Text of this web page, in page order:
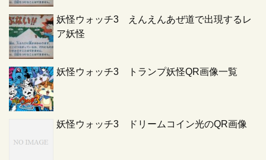
妖怪ウォッチ3 えんえんあぜ道で出現するレ
ア妖怪
妖怪ウォッチ3 トランプ妖怪QR画像一覧
妖怪ウォッチ3 ドリームコイン光のQR画像